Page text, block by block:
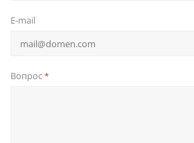
E-mail
Вопрос*